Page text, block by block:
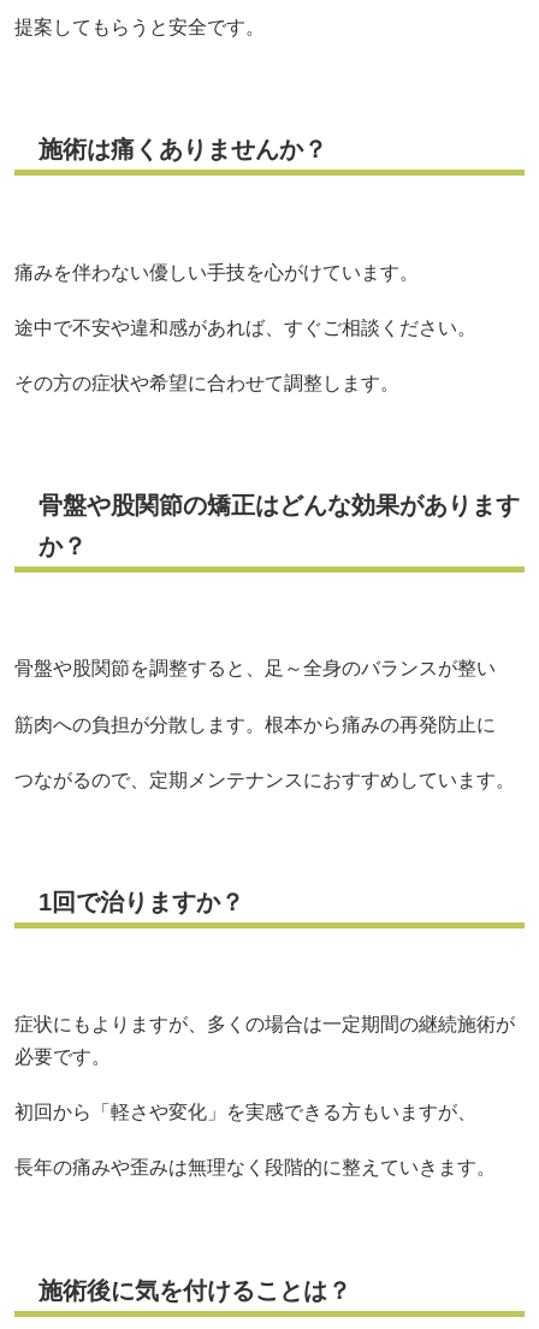
提案してもらうと安全です。
施術は痛くありませんか？
痛みを伴わない優しい手技を心がけています。
途中で不安や違和感があれば、すぐご相談ください。
その方の症状や希望に合わせて調整します。
骨盤や股関節の矯正はどんな効果があります
か？
骨盤や股関節を調整すると、足～全身のバランスが整い
筋肉への負担が分散します。根本から痛みの再発防止に
つながるので、定期メンテナンスにおすすめしています。
1回で治りますか？
症状にもよりますが、多くの場合は一定期間の継続施術が
必要です。
初回から「軽さや変化」を実感できる方もいますが、
長年の痛みや歪みは無理なく段階的に整えていきます。
施術後に気を付けることは？